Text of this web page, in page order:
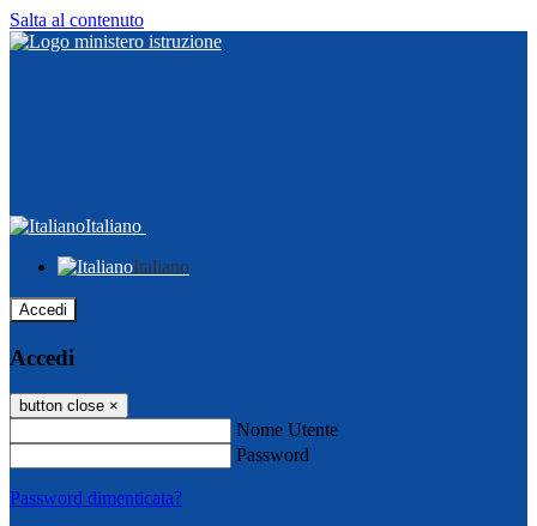
Salta al contenuto
Italiano
Italiano
Accedi
Accedi
button close ×
Nome Utente
Password
Password dimenticata?